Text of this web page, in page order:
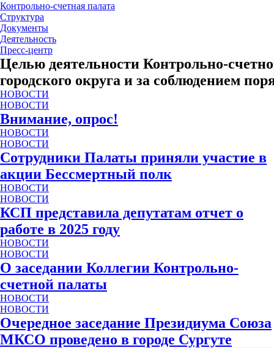
Контрольно-счетная палата
Структура
Документы
Деятельность
Пресс-центр
Целью деятельности Контрольно-
городского округа и за соблюдением
НОВОСТИ
НОВОСТИ
Внимание, опрос!
НОВОСТИ
НОВОСТИ
Сотрудники Палаты приняли участие в
акции Бессмертный полк
НОВОСТИ
НОВОСТИ
КСП представила депутатам отчет о
работе в 2025 году
НОВОСТИ
НОВОСТИ
О заседании Коллегии Контрольно-
счетной палаты
НОВОСТИ
НОВОСТИ
Очередное заседание Президиума Союза
МКСО проведено в городе Сургуте